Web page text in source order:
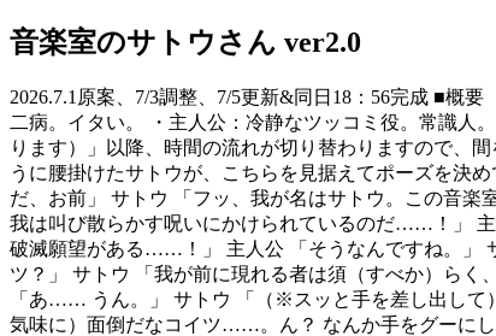
音楽室のサトウさん ver2.0
2026.7.1原案、7/3調整、7/5更新&同日18：56完成 ■概
二病。イタい。 ・主人公：冷静なツッコミ役。常識
ります）」以降、時間の流れが切り替わりますので、
うに腰掛けたサトウが、こちらを見据えてポーズを
だ、お前」 サトウ 「フッ、我が名はサトウ。この音
我は叫び散らかす呪いにかけられているのだ……！」
破滅願望がある……！」 主人公 「そうなんですね。」
ツ？」 サトウ 「我が前に現れる者は須（すべか）ら
「あ…… うん。」 サトウ 「（※スッと手を差し出し
気味に）面倒だなコイツ……。ん？ なんか手をグーに